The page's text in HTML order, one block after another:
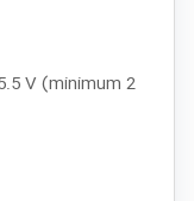
V (minimum 2